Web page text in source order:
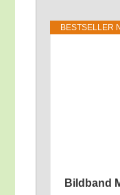
BEST­SEL­LER
Bild­band